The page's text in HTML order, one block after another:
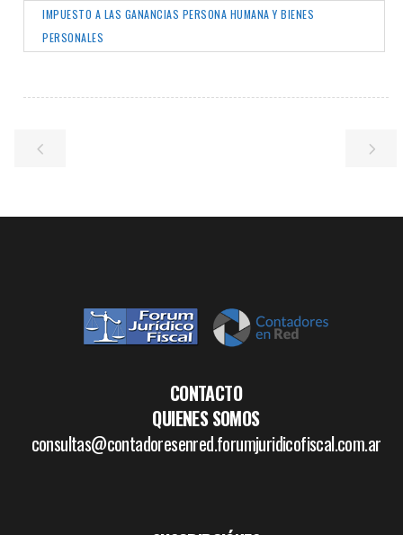
IMPUESTO A LAS GANANCIAS PERSONA HUMANA Y BIENES
PERSONALES
CONTACTO
QUIENES SOMOS
consultas@contadoresenred.forumjuridicofiscal.com.ar